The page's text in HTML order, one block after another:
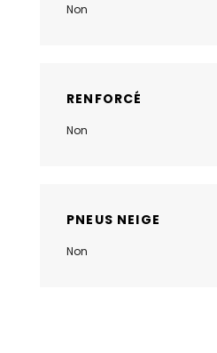
Non
RENFORCÉ
Non
PNEUS NEIGE
Non